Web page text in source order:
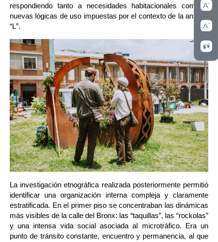
respondiendo tanto a necesidades habitacionales como a
nuevas lógicas de uso impuestas por el contexto de la antigua
“L”.
La investigación etnográfica realizada posteriormente permitió
identificar una organización interna compleja y claramente
estratificada. En el primer piso se concentraban las dinámicas
más visibles de la calle del Bronx: las “taquillas”, las “rockolas”
y una intensa vida social asociada al microtráfico. Era un
punto de tránsito constante, encuentro y permanencia, al que